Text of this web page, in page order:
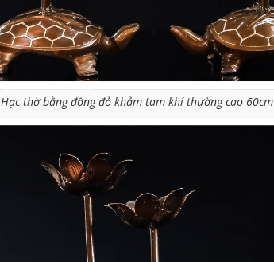
Hạc thờ bằng đồng đỏ khảm tam khí thường cao 60cm